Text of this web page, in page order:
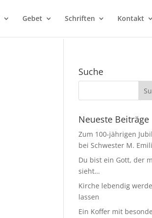
Gebet Schriften Kontakt
Suche
Neueste Beiträge
Zum 100-jährigen
bei Schwester M.
Du bist ein Gott, der
sieht…
Kirche lebendig
lassen
Ein Koffer mit